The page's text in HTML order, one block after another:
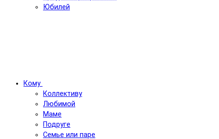
Юбилей
Кому
Коллективу
Любимой
Маме
Подруге
Семье или паре